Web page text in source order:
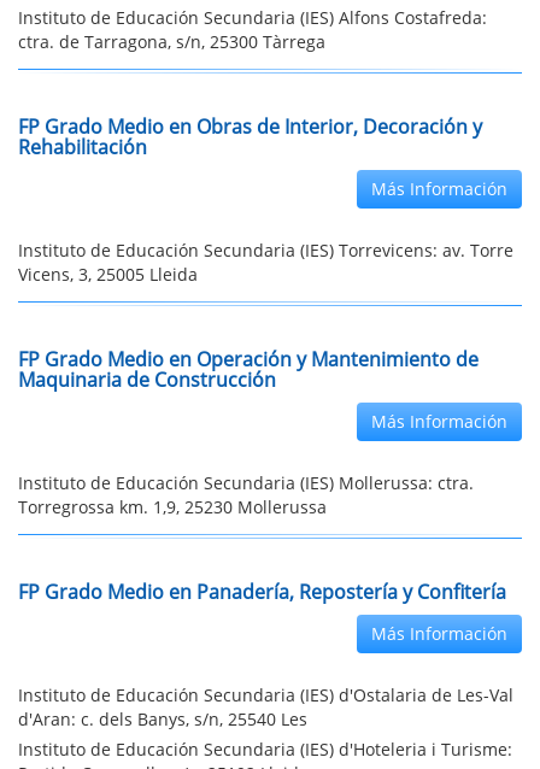
Instituto de Educación Secundaria (IES) Alfons Costafreda:
ctra. de Tarragona, s/n, 25300 Tàrrega
FP Grado Medio en Obras de Interior, Decoración y
Rehabilitación
Más Información
Instituto de Educación Secundaria (IES) Torrevicens: av. Torre
Vicens, 3, 25005 Lleida
FP Grado Medio en Operación y Mantenimiento de
Maquinaria de Construcción
Más Información
Instituto de Educación Secundaria (IES) Mollerussa: ctra.
Torregrossa km. 1,9, 25230 Mollerussa
FP Grado Medio en Panadería, Repostería y Confitería
Más Información
Instituto de Educación Secundaria (IES) d'Ostalaria de Les-Val
d'Aran: c. dels Banys, s/n, 25540 Les
Instituto de Educación Secundaria (IES) d'Hoteleria i Turisme: